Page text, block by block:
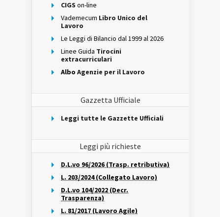
CIGS on-line
Vademecum Libro Unico del
Lavoro
Le Leggi di Bilancio dal 1999 al 2026
Linee Guida Tirocini
extracurriculari
Albo Agenzie per il Lavoro
Gazzetta Ufficiale
Leggi tutte le Gazzette Ufficiali
Leggi più richieste
D.L.vo 96/2026 (Trasp. retributiva)
L. 203/2024 (Collegato Lavoro)
D.L.vo 104/2022 (Decr.
Trasparenza)
L. 81/2017 (Lavoro Agile)